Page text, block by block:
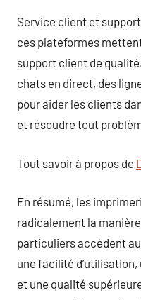
Service client et
ces plateformes
support client de
chats en direct, des
pour aider les clients
et résoudre tout
Tout savoir à propos de
En résumé, les
radicalement la
particuliers accèdent
une facilité
et une qualité